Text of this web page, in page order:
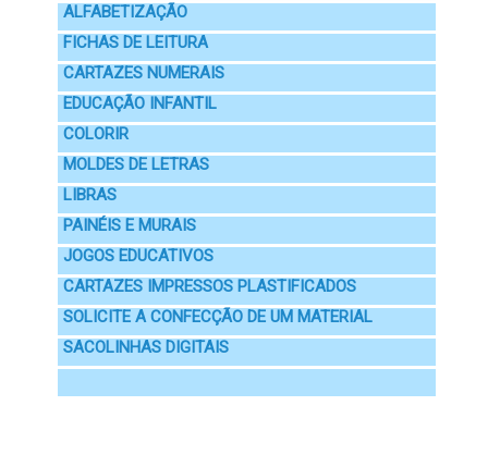
ALFABETIZAÇÃO
FICHAS DE LEITURA
CARTAZES NUMERAIS
EDUCAÇÃO INFANTIL
COLORIR
MOLDES DE LETRAS
LIBRAS
PAINÉIS E MURAIS
JOGOS EDUCATIVOS
CARTAZES IMPRESSOS PLASTIFICADOS
SOLICITE A CONFECÇÃO DE UM MATERIAL
SACOLINHAS DIGITAIS